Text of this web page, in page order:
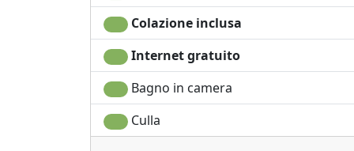
Colazione inclusa
Internet gratuito
Bagno in camera
Culla